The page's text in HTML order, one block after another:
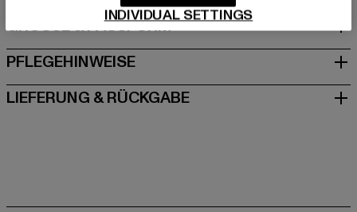
GRÖSSE & PASSFORM
PFLEGEHINWEISE
LIEFERUNG & RÜCKGABE
INDIVIDUAL SETTINGS